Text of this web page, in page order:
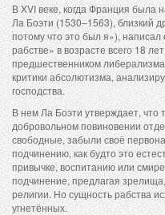
В XVI веке, когда Франция была
Ла Боэти (1530–1563), близкий
потому что это был я»),
рабстве» в возрасте всего 18
предшественником
критики абсолютизма,
господства.
В нем Ла Боэти утверждает, что
добровольном повиновении
свободные, забыли своё
подчинению, как будто это
привычке, воспитанию или
подчинение, предлагая
религии. Но сущность рабства
угнетённых.